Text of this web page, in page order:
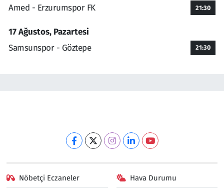
Amed - Erzurumspor FK 21:30
17 Ağustos, Pazartesi
Samsunspor - Göztepe
21:30
Nöbetçi Eczaneler Hava Durumu